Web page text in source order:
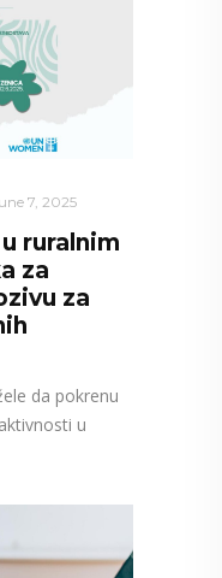
7, 2025
ruralnim
za
za
da pokrenu
u